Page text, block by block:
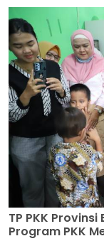
TP PKK
Program PKK